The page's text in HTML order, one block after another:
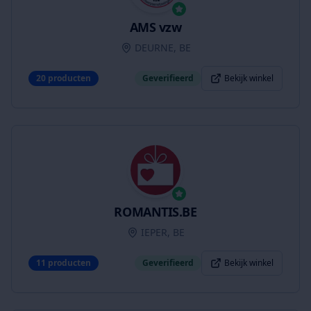
AMS vzw
DEURNE, BE
20 producten Geverifieerd Bekijk winkel
ROMANTIS.BE
IEPER, BE
11 producten Geverifieerd Bekijk winkel